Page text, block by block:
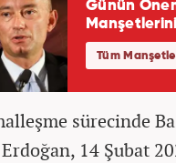
sürecinde
14 Şubat